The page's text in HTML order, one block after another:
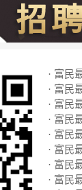
· 富民
· 富民
· 富民
· 富民
· 富民
· 富民
· 富民
· 富民